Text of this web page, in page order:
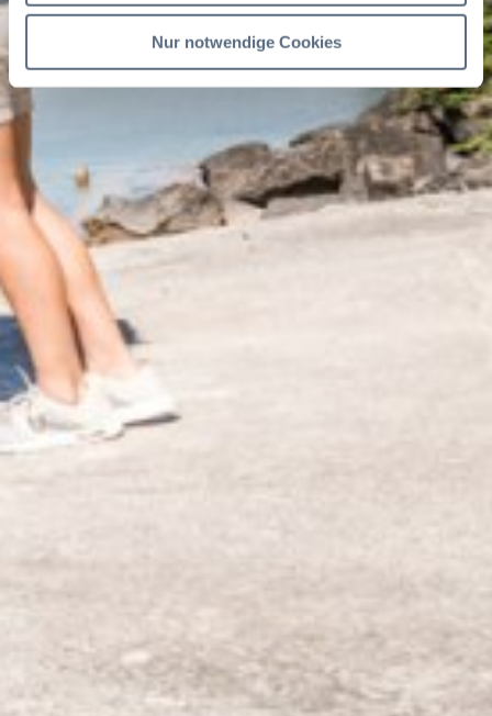
Nur notwendige Cookies